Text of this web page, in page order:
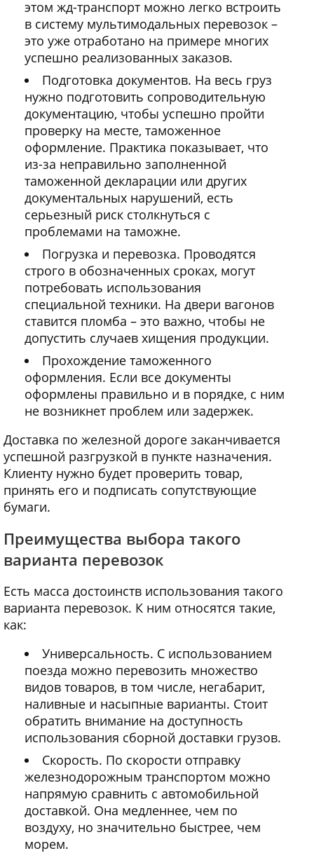
этом жд-транспорт можно легко встроить
в систему мультимодальных перевозок –
это уже отработано на примере многих
успешно реализованных заказов.
Подготовка документов. На весь груз
нужно подготовить сопроводительную
документацию, чтобы успешно пройти
проверку на месте, таможенное
оформление. Практика показывает, что
из-за неправильно заполненной
таможенной декларации или других
документальных нарушений, есть
серьезный риск столкнуться с
проблемами на таможне.
Погрузка и перевозка. Проводятся
строго в обозначенных сроках, могут
потребовать использования
специальной техники. На двери вагонов
ставится пломба – это важно, чтобы не
допустить случаев хищения продукции.
Прохождение таможенного
оформления. Если все документы
оформлены правильно и в порядке, с ним
не возникнет проблем или задержек.
Доставка по железной дороге заканчивается
успешной разгрузкой в пункте назначения.
Клиенту нужно будет проверить товар,
принять его и подписать сопутствующие
бумаги.
Преимущества выбора такого
варианта перевозок
Есть масса достоинств использования такого
варианта перевозок. К ним относятся такие,
как:
Универсальность. С использованием
поезда можно перевозить множество
видов товаров, в том числе, негабарит,
наливные и насыпные варианты. Стоит
обратить внимание на доступность
использования сборной доставки грузов.
Скорость. По скорости отправку
железнодорожным транспортом можно
напрямую сравнить с автомобильной
доставкой. Она медленнее, чем по
воздуху, но значительно быстрее, чем
морем.